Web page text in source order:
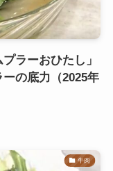
ラーおひたし」
の底力（2025年
牛肉